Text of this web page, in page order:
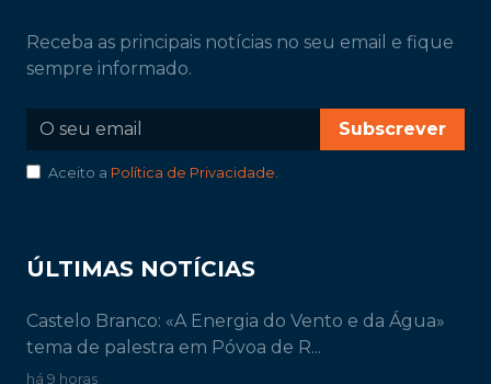
Receba as principais notícias no seu email e fique
sempre informado.
Subscrever
Aceito a Política de Privacidade
ÚLTIMAS NOTÍCIAS
Castelo Branco: «A Energia do Vento e da Água»
tema de palestra em Póvoa de R...
há 9 horas